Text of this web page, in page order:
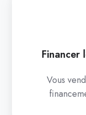
Financer
Vous